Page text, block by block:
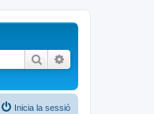
Cerca
Inicia la sessió